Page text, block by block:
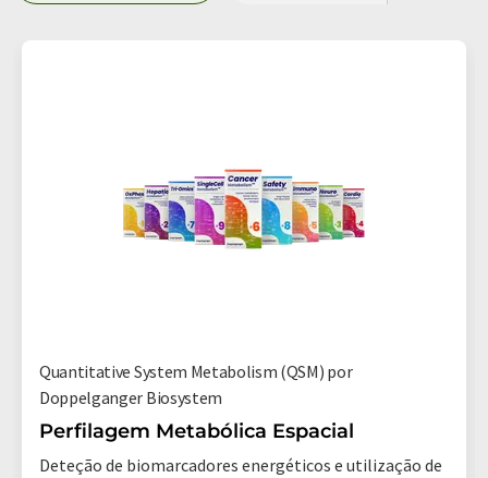
Quantitative System Metabolism (QSM) por
Doppelganger Biosystem
Perfilagem Metabólica Espacial
Deteção de biomarcadores energéticos e utilização de